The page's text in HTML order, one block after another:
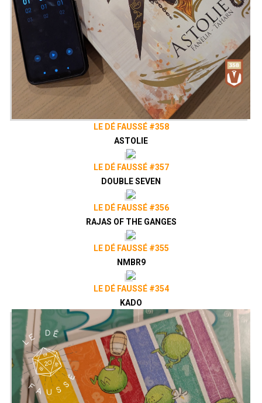
LE DÉ FAUSSÉ #358
ASTOLIE
LE DÉ FAUSSÉ #357
DOUBLE SEVEN
LE DÉ FAUSSÉ #356
RAJAS OF THE GANGES
LE DÉ FAUSSÉ #355
NMBR9
LE DÉ FAUSSÉ #354
KADO